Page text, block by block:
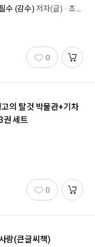
수 (감수) 저자(글) 초록아이
0
의 탈것 박물관+기차
권 세트
0
랑(큰글씨책)